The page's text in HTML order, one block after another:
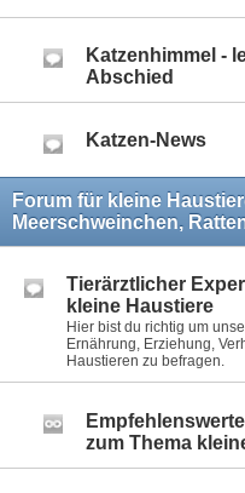
Katzenhimmel -
Abschied
Katzen-News
Forum für kleine
Meerschweinchen,
Tierärztlicher
kleine Haustiere
Hier bist du richtig um
Ernährung, Erziehung,
Haustieren zu befragen.
zum Thema